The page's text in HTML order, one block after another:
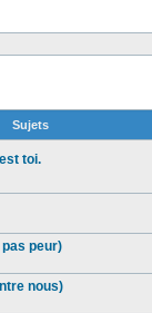
Sujets
toi.
peur)
nous)